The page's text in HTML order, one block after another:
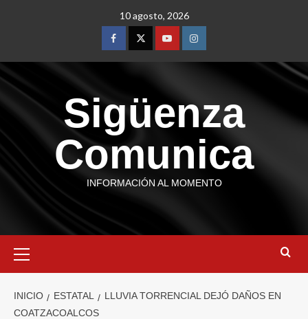
10 agosto, 2026
Sigüenza
Comunica
INFORMACIÓN AL MOMENTO
INICIO ESTATAL
LLUVIA TORRENCIAL DEJÓ DAÑOS EN
COATZACOALCOS